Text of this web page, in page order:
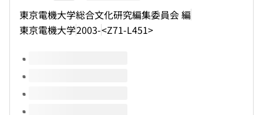
東京電機大学総合文化研究編集委員会 編
東京電機大学2003-<Z71-L451>
このタイトルの巻号